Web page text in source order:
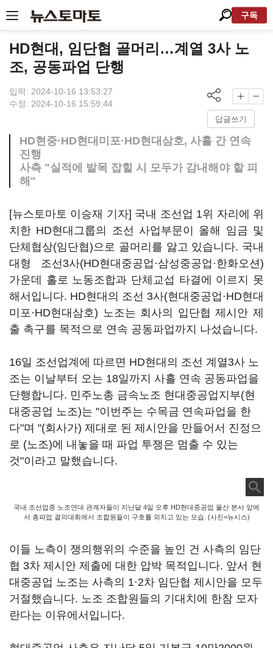
구독
HD현대, 임단협 골머리…계열 3사 노
조, 공동파업 단행
입력: 2024-10-16 13:53:27
수정: 2024-10-16 15:59:44
답글쓰기
HD현중·HD현대미포·HD현대삼호, 사흘 간 연속
진행
사측 "실적에 발목 잡힐 시 모두가 감내해야 할 피
해"
[뉴스토마토 이승재 기자] 국내 조선업 1위 자리에 위
치한 HD현대그룹의 조선 사업부문이 올해 임금 및
단체협상(임단협)으로 골머리를 앓고 있습니다. 국내
대형 조선3사(HD현대중공업·삼성중공업·한화오션)
가운데 홀로 노동조합과 단체교섭 타결에 이르지 못
해서입니다. HD현대의 조선 3사(현대중공업·HD현대
미포·HD현대삼호) 노조는 회사의 입단협 제시안 제
출 촉구를 목적으로 연속 공동파업까지 나섰습니다.
16일 조선업계에 따르면 HD현대의 조선 계열3사 노
조는 이날부터 오는 18일까지 사흘 연속 공동파업을
단행합니다. 민주노총 금속노조 현대중공업지부(현
대중공업 노조)는 "이번주는 수목금 연속파업을 한
다"며 "(회사가) 제대로 된 제시안을 만들어서 진정으
로 (노조)에 내놓을 때 파업 투쟁은 멈출 수 있는
것"이라고 말했습니다.
국내 조선업종 노조연대 관계자들이 지난달 4일 오후 HD현대중공업 울산 본사 앞에
서 총파업 결의대회에서 조합원들이 구호를 외치고 있는 모습. (사진=뉴시스)
이들 노측이 쟁의행위의 수준을 높인 건 사측의 임단
협 3차 제시안 제출에 대한 압박 목적입니다. 앞서 현
대중공업 노조는 사측의 1·2차 임단협 제시안을 모두
거절했습니다. 노조 조합원들의 기대치에 한참 모자
란다는 이유에서입니다.